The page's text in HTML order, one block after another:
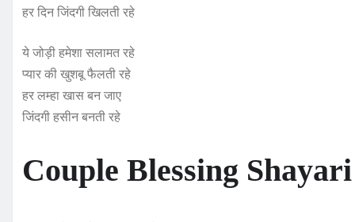
हर दिन जिंदगी खिलती रहे
ये जोड़ी हमेशा सलामत रहे
प्यार की खुशबू फैलती रहे
हर लम्हा खास बन जाए
जिंदगी हसीन बनती रहे
Couple Blessing Shayari